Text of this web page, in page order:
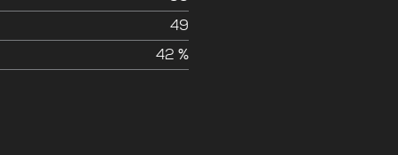
49
42 %